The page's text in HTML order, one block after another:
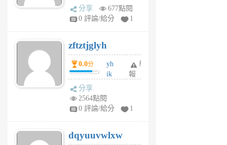
rh
pe
月
前
分享
677點閱
0 評論/給分
1
zftztjglyh
0.0分
yh
ik
tu
6
舉
報
分享
2564點閱
0 評論/給分
1
dqyuuvwlxw